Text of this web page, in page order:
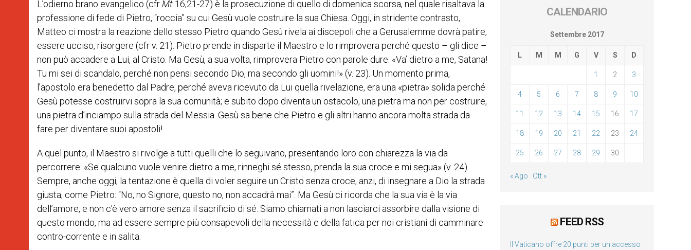
L’odierno brano evangelico (cfr Mt 16,21-27) è la prosecuzione di quello di domenica scorsa, nel quale risaltava la
professione di fede di Pietro, “roccia” su cui Gesù vuole costruire la sua Chiesa. Oggi, in stridente contrasto,
Matteo ci mostra la reazione dello stesso Pietro quando Gesù rivela ai discepoli che a Gerusalemme dovrà patire,
essere ucciso, risorgere (cfr v. 21). Pietro prende in disparte il Maestro e lo rimprovera perché questo – gli dice –
non può accadere a Lui, al Cristo. Ma Gesù, a sua volta, rimprovera Pietro con parole dure: «Va’ dietro a me, Satana!
Tu mi sei di scandalo, perché non pensi secondo Dio, ma secondo gli uomini!» (v. 23). Un momento prima,
l’apostolo era benedetto dal Padre, perché aveva ricevuto da Lui quella rivelazione, era una «pietra» solida perché
Gesù potesse costruirvi sopra la sua comunità; e subito dopo diventa un ostacolo, una pietra ma non per costruire,
una pietra d’inciampo sulla strada del Messia. Gesù sa bene che Pietro e gli altri hanno ancora molta strada da
fare per diventare suoi apostoli!
A quel punto, il Maestro si rivolge a tutti quelli che lo seguivano, presentando loro con chiarezza la via da
percorrere: «Se qualcuno vuole venire dietro a me, rinneghi sé stesso, prenda la sua croce e mi segua» (v. 24).
Sempre, anche oggi, la tentazione è quella di voler seguire un Cristo senza croce, anzi, di insegnare a Dio la strada
giusta; come Pietro: “No, no Signore, questo no, non accadrà mai”. Ma Gesù ci ricorda che la sua via è la via
dell’amore, e non c’è vero amore senza il sacrificio di sé. Siamo chiamati a non lasciarci assorbire dalla visione di
questo mondo, ma ad essere sempre più consapevoli della necessità e della fatica per noi cristiani di camminare
contro-corrente e in salita.
CALENDARIO
Settembre 2017
L M M G V S D
1 2 3
4 5 6 7 8 9 10
11 12 13 14 15 16 17
18 19 20 21 22 23 24
25 26 27 28 29 30
« Ago Ott »
FEED RSS
Il Vaticano offre 20 punti per un accesso